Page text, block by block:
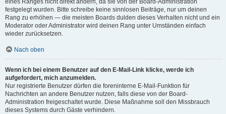
eines Ranges nicht direkt ändern, da sie von der Board-Administration
festgelegt wurden. Bitte schreibe keine sinnlosen Beiträge, nur um deinen
Rang zu erhöhen — die meisten Boards dulden dieses Verhalten nicht und ein
Moderator oder Administrator wird deinen Rang unter Umständen einfach
wieder zurücksetzen.
Nach oben
Wenn ich bei einem Benutzer auf den E-Mail-Link klicke, werde ich
aufgefordert, mich anzumelden.
Nur registrierte Benutzer dürfen die foreninterne E-Mail-Funktion für
Nachrichten an andere Benutzer nutzen, falls diese von der Board-
Administration freigeschaltet wurde. Diese Maßnahme soll den Missbrauch
dieses Systems durch Gäste verhindern.